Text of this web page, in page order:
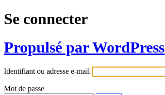
Se connecter
Propulsé par WordPress
Identifiant ou adresse e-mail
Mot de passe